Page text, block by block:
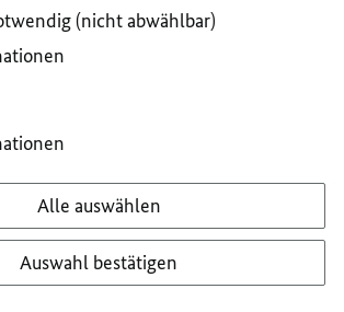
(nicht abwählbar)
Alle auswählen
Auswahl bestätigen